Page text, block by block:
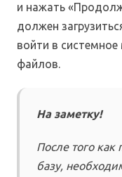
и нажать
должен
войти в
файлов.
На заметку!
После того
базу,